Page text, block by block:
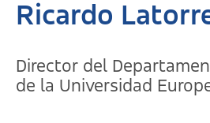
Ricardo
Director del
de la Universidad